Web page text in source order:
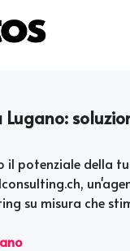
Lugano:
il potenziale della
su misura che